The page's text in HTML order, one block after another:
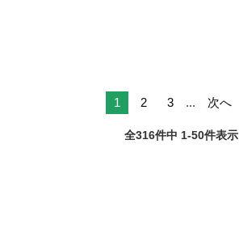
1 2 3 ... 次へ
全316件中 1-50件表示